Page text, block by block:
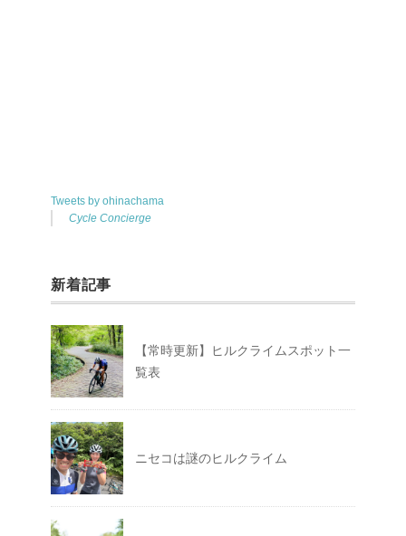
Tweets by ohinachama
Cycle Concierge
新着記事
【常時更新】ヒルクライムスポット一
覧表
ニセコは謎のヒルクライム